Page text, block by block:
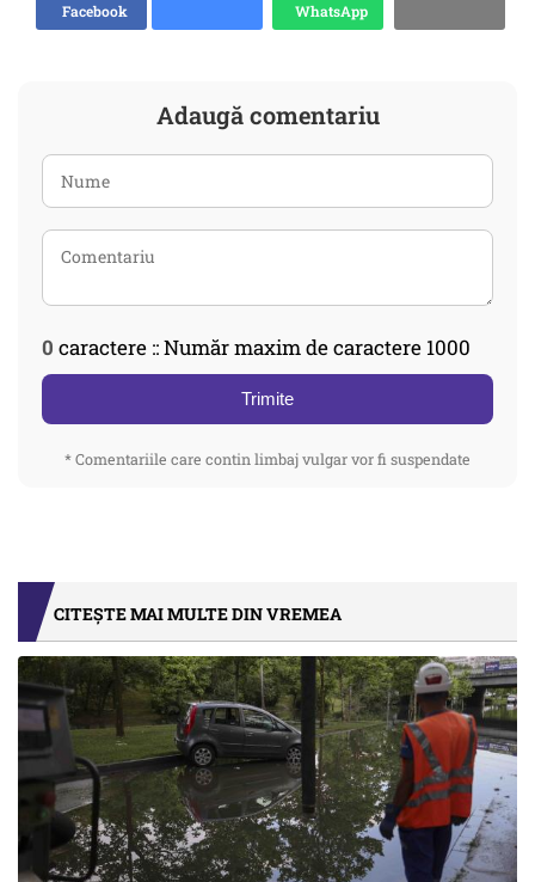
Facebook
WhatsApp
Adaugă comentariu
0 caractere :: Număr maxim de caractere 1000
Trimite
* Comentariile care contin limbaj vulgar vor fi suspendate
CITEȘTE MAI MULTE DIN VREMEA